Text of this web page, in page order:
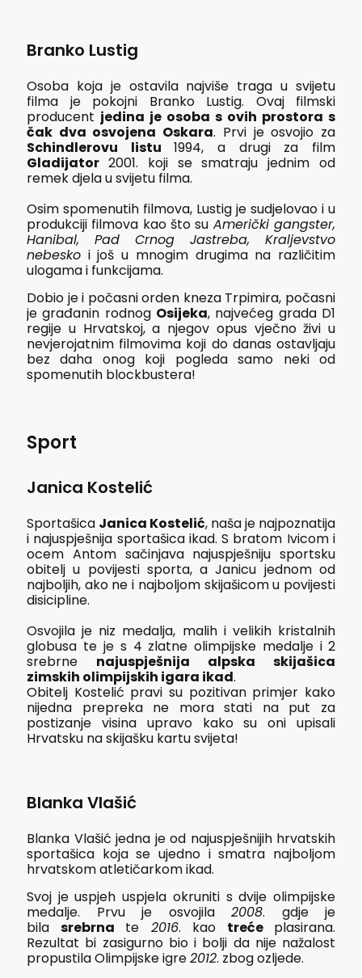
Branko Lustig
Osoba koja je ostavila najviše traga u svijetu
filma je pokojni Branko Lustig. Ovaj filmski
producent jedina je osoba s ovih prostora s
čak dva osvojena Oskara. Prvi je osvojio za
Schindlerovu listu1994, a drugi za film
Gladijator 2001. koji se smatraju jednim od
remek djela u svijetu filma.
Osim spomenutih filmova, Lustig je sudjelovao i u
produkciji filmova kao što su Američki gangster,
Hanibal, Pad Crnog Jastreba, Kraljevstvo
nebesko i još u mnogim drugima na različitim
ulogama i funkcijama.
Dobio je i počasni orden kneza Trpimira, počasni
je građanin rodnog Osijeka, najvećeg grada D1
regije u Hrvatskoj, a njegov opus vječno živi u
nevjerojatnim filmovima koji do danas ostavljaju
bez daha onog koji pogleda samo neki od
spomenutih blockbustera!
Sport
Janica Kostelić
Sportašica Janica Kostelić, naša je najpoznatija
i najuspješnija sportašica ikad. S bratom Ivicom i
ocem Antom sačinjava najuspješniju sportsku
obitelj u povijesti sporta, a Janicu jednom od
najboljih, ako ne i najboljom skijašicom u povijesti
disicipline.
Osvojila je niz medalja, malih i velikih kristalnih
globusa te je s 4 zlatne olimpijske medalje i 2
srebrne najuspješnija alpska skijašica
zimskih olimpijskih igara ikad.
Obitelj Kostelić pravi su pozitivan primjer kako
nijedna prepreka ne mora stati na put za
postizanje visina upravo kako su oni upisali
Hrvatsku na skijašku kartu svijeta!
Blanka Vlašić
Blanka Vlašić jedna je od najuspješnijih hrvatskih
sportašica koja se ujedno i smatra najboljom
hrvatskom atletičarkom ikad.
Svoj je uspjeh uspjela okruniti s dvije olimpijske
medalje. Prvu je osvojila 2008. gdje je
bilasrebrna te 2016. kao treće plasirana.
Rezultat bi zasigurno bio i bolji da nije nažalost
propustila Olimpijske igre2012. zbog ozljede.